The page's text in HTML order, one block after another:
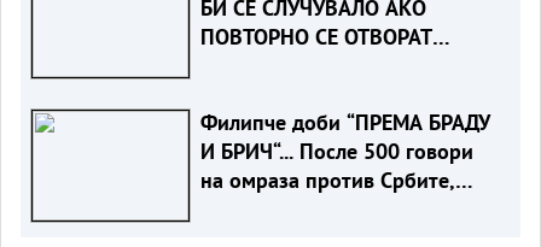
БИ СЕ СЛУЧУВАЛО АКО
ПОВТОРНО СЕ ОТВОРАТ
Филипче доби “ПРЕМА БРАДУ
И БРИЧ“... После 500 говори
на омраза против Србите,